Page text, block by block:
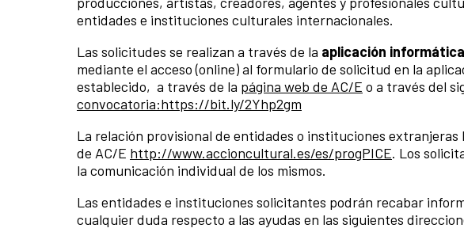
entidades e instituciones culturales internacionales.
Las solicitudes se realizan a través de la aplicación informática
mediante el acceso (online) al formulario de solicitud en la
establecido, a través de la página web de AC/E o a través del
convocatoria:https://bit.ly/2Yhp2gm
La relación provisional de entidades o instituciones
de AC/E http://www.accioncultural.es/es/progPICE. Los
la comunicación individual de los mismos.
Las entidades e instituciones solicitantes podrán recabar
cualquier duda respecto a las ayudas en las siguientes